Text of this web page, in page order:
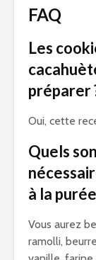
FAQ
Les
préparer
Oui, cette
Quels
à la
Vous aurez
ramolli,